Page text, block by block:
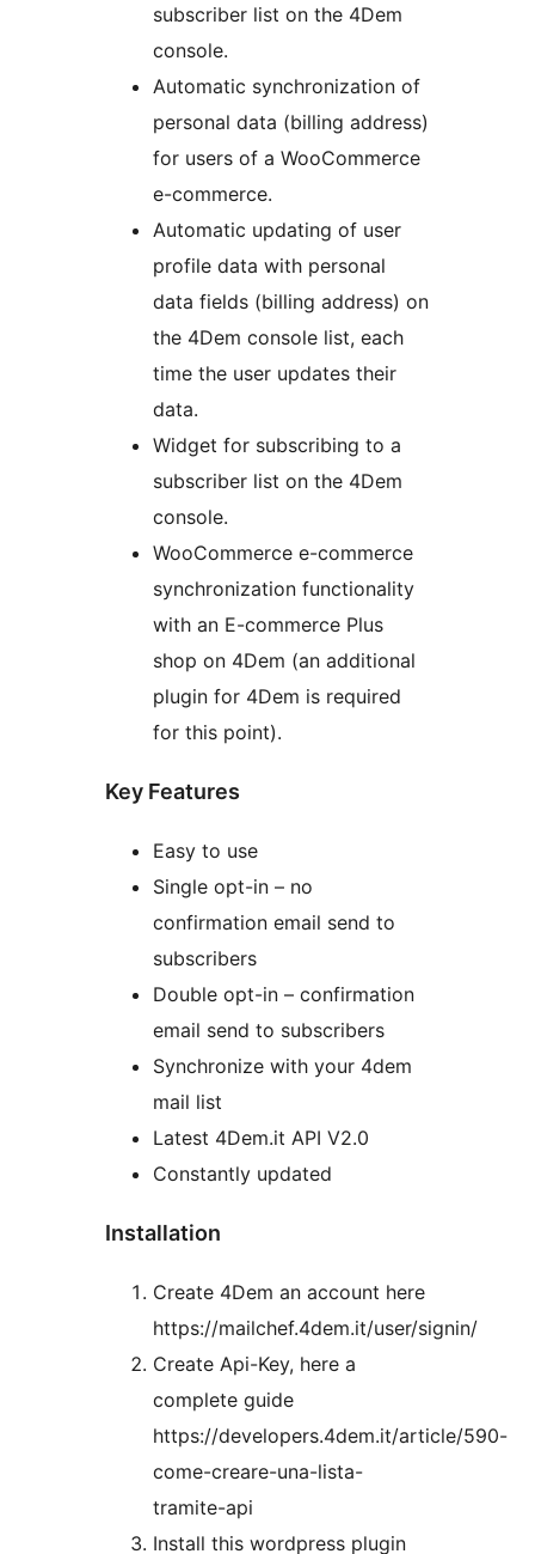
subscriber list on the 4Dem
console.
Automatic synchronization of
personal data (billing address)
for users of a WooCommerce
e-commerce.
Automatic updating of user
profile data with personal
data fields (billing address) on
the 4Dem console list, each
time the user updates their
data.
Widget for subscribing to a
subscriber list on the 4Dem
console.
WooCommerce e-commerce
synchronization functionality
with an E-commerce Plus
shop on 4Dem (an additional
plugin for 4Dem is required
for this point).
Key Features
Easy to use
Single opt-in – no
confirmation email send to
subscribers
Double opt-in – confirmation
email send to subscribers
Synchronize with your 4dem
mail list
Latest 4Dem.it API V2.0
Constantly updated
Installation
Create 4Dem an account here
https://mailchef.4dem.it/user/signin/
Create Api-Key, here a
complete guide
https://developers.4dem.it/article/590-
come-creare-una-lista-
tramite-api
Install this wordpress plugin